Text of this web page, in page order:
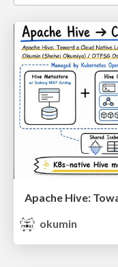
Apache Hive:
okumin